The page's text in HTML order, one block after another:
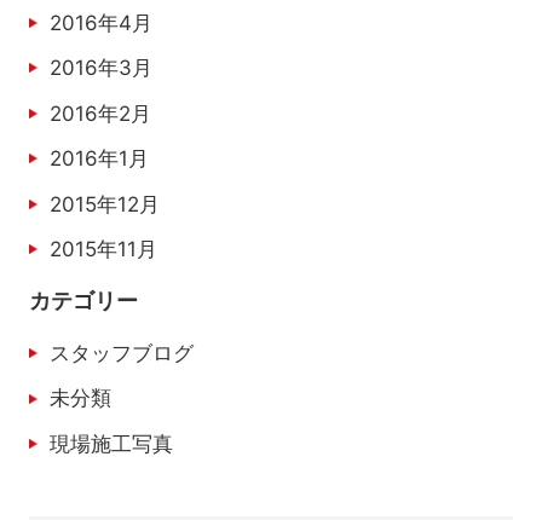
2016年4月
2016年3月
2016年2月
2016年1月
2015年12月
2015年11月
カテゴリー
スタッフブログ
未分類
現場施工写真